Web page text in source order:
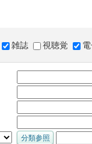
雑誌 視聴覚